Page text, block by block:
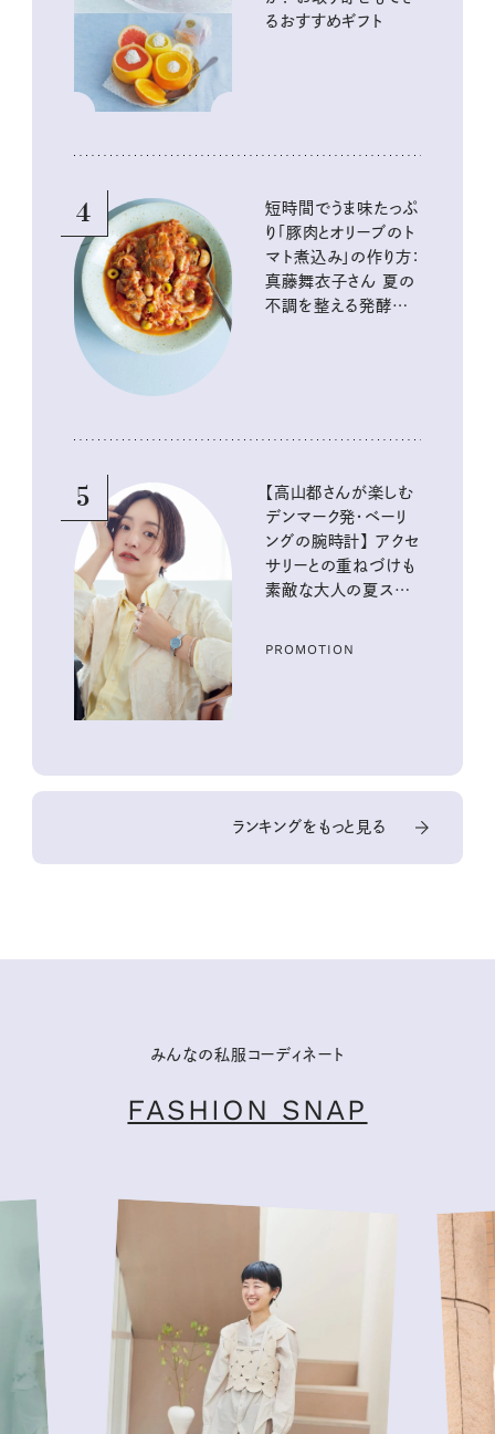
るおすすめギフト
4
短時間でうま味たっぷ
り「豚肉とオリーブのト
マト煮込み」の作り方：
真藤舞衣子さん 夏の
不調を整える発酵レ
5
【高山都さんが楽しむ
デンマーク発・ベーリ
ングの腕時計】 アクセ
サリーとの重ねづけも
素敵な大人の夏スタイ
PROMOTION
ランキングをもっと見る
みんなの私服コーディネート
FASHION SNAP